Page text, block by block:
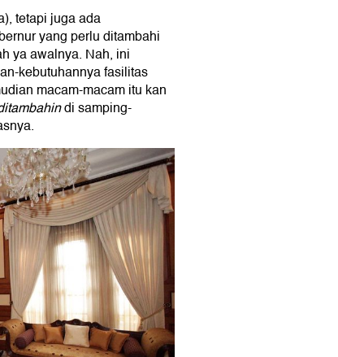
tetapi juga ada
yang perlu ditambahi
ya awalnya. Nah, ini
kebutuhannya fasilitas
macam-macam itu kan
di samping-